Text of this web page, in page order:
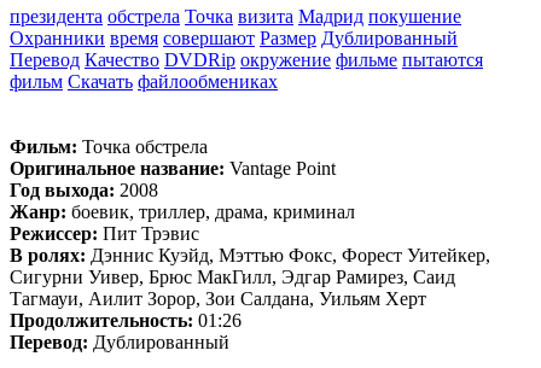
президента обстрела Точка визита Мадрид покушение
Охранники время совершают Размер Дублированный
Перевод Качество DVDRip окружение фильме пытаются
фильм Скачать файлообмениках
Фильм: Точка обстрела
Оригинальное название: Vantage Point
Год выхода: 2008
Жанр: боевик, триллер, драма, криминал
Режиссер: Пит Трэвис
В ролях: Дэннис Куэйд, Мэттью Фокс, Форест Уитейкер,
Сигурни Уивер, Брюс МакГилл, Эдгар Рамирез, Саид
Тагмауи, Аилит Зорор, Зои Салдана, Уильям Херт
Продолжительность: 01:26
Перевод: Дублированный